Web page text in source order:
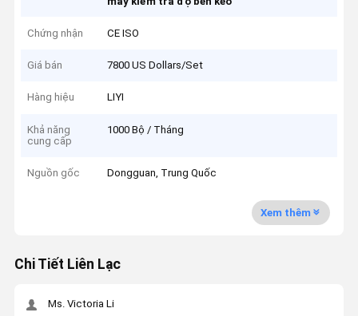
Chứng nhận CE ISO
Giá bán 7800 US Dollars/Set
Hàng hiệu LIYI
Khả năng
cung cấp
1000 Bộ / Tháng
Nguồn gốc Dongguan, Trung Quốc
Xem thêm
Chi Tiết Liên Lạc
Ms. Victoria Li